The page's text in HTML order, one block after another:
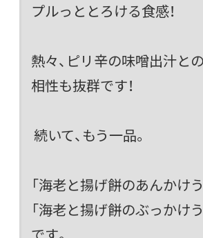
プルっととろける食感！
熱々、ピリ辛の味噌出汁との
相性も抜群です！
続いて、もう一品。
「海老と揚げ餅のあんかけ
「海老と揚げ餅のぶっかけ